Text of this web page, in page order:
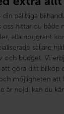
pålitliga
oss hittar du både
alla noggrant
säljare
och budget. Vi
att göra ditt bilköp
möjligheten att
är nöjd, kan du